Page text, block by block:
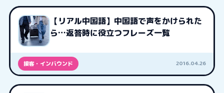
【リアル中国語】中国語で声をかけられた
ら…返答時に役立つフレーズ一覧
接客・インバウンド 2016.04.26